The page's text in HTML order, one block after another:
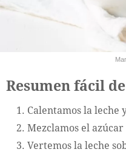
Resumen fácil
Calentamos la leche
Mezclamos el azúcar
Vertemos la leche